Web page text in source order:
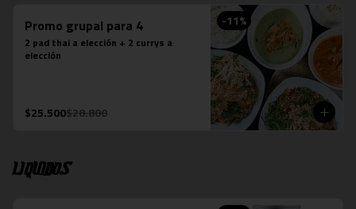
-11%
Promo grupal para 4
2 pad thai a elección + 2 currys a
elección
$25.500$28.800
Liquidos